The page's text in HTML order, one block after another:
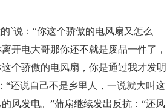
`说：“你这个骄傲的电风扇又怎么
开电大哥那你还不就是废品一件了，
个骄傲的电风扇，你是通过我才发明
“还说自己不是乡里人，一说就大叫这
风发电。”蒲扇继续发出反抗：“还风